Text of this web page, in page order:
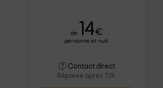
de 14€
personne et nuit
Contact direct
Réponse après 72h